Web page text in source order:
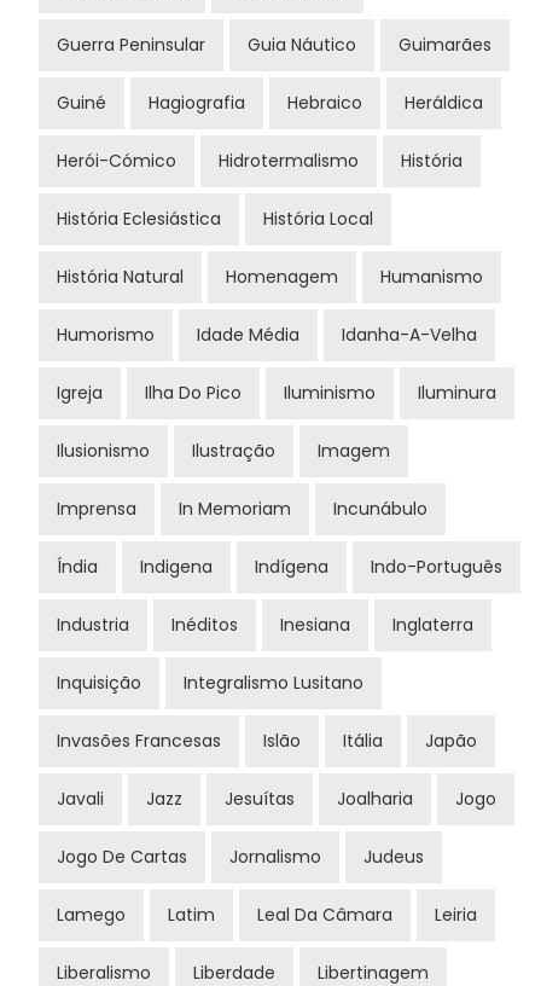
Guerra Peninsular Guia Náutico Guimarães
Guiné Hagiografia Hebraico Heráldica
Herói-Cómico Hidrotermalismo História
História Eclesiástica História Local
História Natural Homenagem Humanismo
Humorismo Idade Média Idanha-A-Velha
Igreja Ilha Do Pico Iluminismo Iluminura
Ilusionismo Ilustração Imagem
Imprensa In Memoriam Incunábulo
Índia Indigena Indígena Indo-Português
Industria Inéditos Inesiana Inglaterra
Inquisição Integralismo Lusitano
Invasões Francesas Islão Itália Japão
Javali Jazz Jesuítas Joalharia Jogo
Jogo De Cartas Jornalismo Judeus
Lamego Latim Leal Da Câmara Leiria
Liberalismo Liberdade Libertinagem